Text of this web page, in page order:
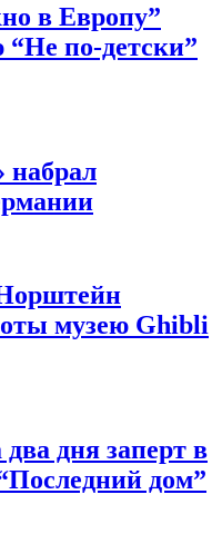
в Европу”
по-детски”
набрал
музею Ghibli
дня заперт в
дом”